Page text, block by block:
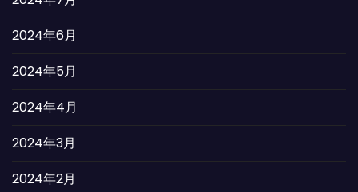
2024年6月
2024年5月
2024年4月
2024年3月
2024年2月